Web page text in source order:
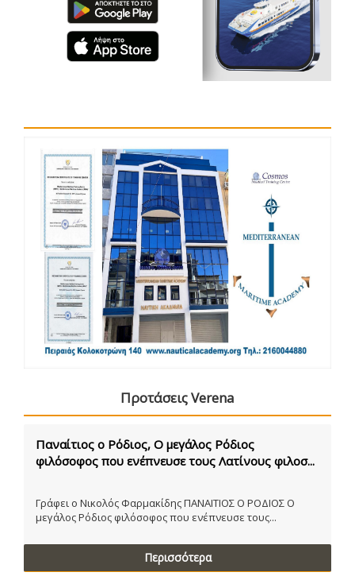
Προτάσεις Verena
Παναίτιος ο Ρόδιος, Ο μεγάλος Ρόδιος
φιλόσοφος που ενέπνευσε τους Λατίνους φιλοσ...
Γράφει ο Νικολός Φαρμακίδης ΠΑΝΑΙΤΙΟΣ Ο ΡΟΔΙΟΣ Ο
μεγάλος Ρόδιος φιλόσοφος που ενέπνευσε τους...
Περισσότερα